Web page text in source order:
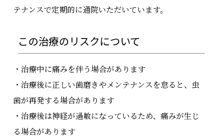
テナンスで定期的に通院いただいています。
この治療のリスクについて
・治療中に痛みを伴う場合があります
・治療後に正しい歯磨きやメンテナンスを怠ると、虫
歯が再発する場合があります
・治療後は神経が過敏になっているため、痛みが生じ
る場合があります